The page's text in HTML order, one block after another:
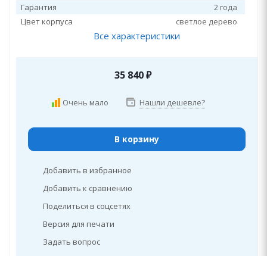
Гарантия
2 года
Цвет корпуса
светлое дерево
Все характеристики
35 840₽
Очень мало Нашли дешевле?
В корзину
Добавить в избранное
Добавить к сравнению
Поделиться в соцсетях
Версия для печати
Задать вопрос